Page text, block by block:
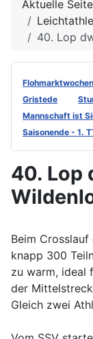
Aktuelle
40. Lop
Gristede
Mannschaft ist
Saisonende - 1.
40. Lop
Beim
knapp 300
zu warm, ideal
der
Gleich zwei